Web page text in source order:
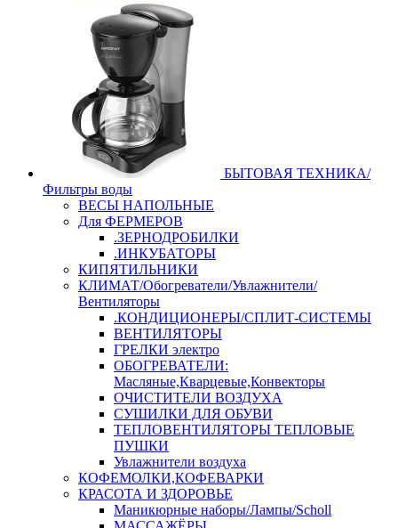
БЫТОВАЯ ТЕХНИКА/
Фильтры воды
ВЕСЫ НАПОЛЬНЫЕ
Для ФЕРМЕРОВ
.ЗЕРНОДРОБИЛКИ
.ИНКУБАТОРЫ
КИПЯТИЛЬНИКИ
КЛИМАТ/Обогреватели/Увлажнители/
Вентиляторы
.КОНДИЦИОНЕРЫ/СПЛИТ-СИСТЕМЫ
ВЕНТИЛЯТОРЫ
ГРЕЛКИ электро
ОБОГРЕВАТЕЛИ:
Масляные,Кварцевые,Конвекторы
ОЧИСТИТЕЛИ ВОЗДУХА
СУШИЛКИ ДЛЯ ОБУВИ
ТЕПЛОВЕНТИЛЯТОРЫ ТЕПЛОВЫЕ
ПУШКИ
Увлажнители воздуха
КОФЕМОЛКИ,КОФЕВАРКИ
КРАСОТА И ЗДОРОВЬЕ
Маникюрные наборы/Лампы/Scholl